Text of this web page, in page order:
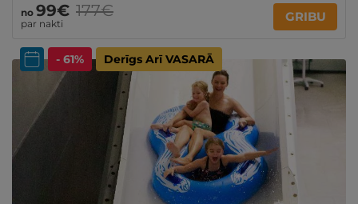
no 99€
par nakti
177€ GRIBU
- 61% Derīgs Arī VASARĀ